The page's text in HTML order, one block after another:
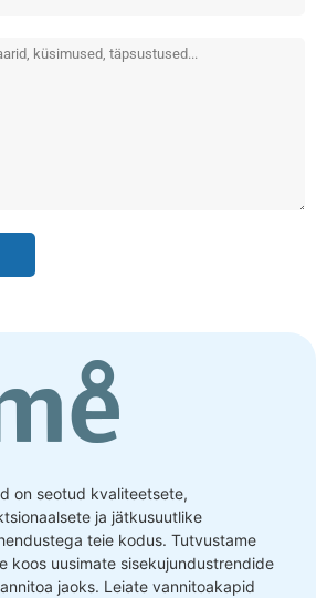
on seotud kvaliteetsete,
ja jätkusuutlike
teie kodus. Tutvustame
koos uusimate sisekujundustrendide
jaoks. Leiate vannitoakapid